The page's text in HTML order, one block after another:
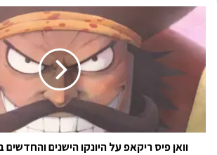
וואן
ריקאפ
על
היונקו
הישנים
והחדשים
בתרגום
לעברית!
וואן פיס ריקאפ על היונקו הישנים